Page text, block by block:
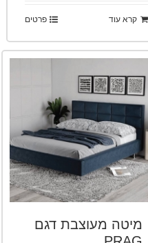
קרא עוד פרטים
מיטה מעוצבת דגם